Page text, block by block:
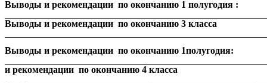
Выводы и рекомендации по окончанию 1 полугодия :
Выводы и рекомендации по окончанию 3 класса
Выводы и рекомендации по окончанию 1полугодия:
и рекомендации по окончанию 4 класса